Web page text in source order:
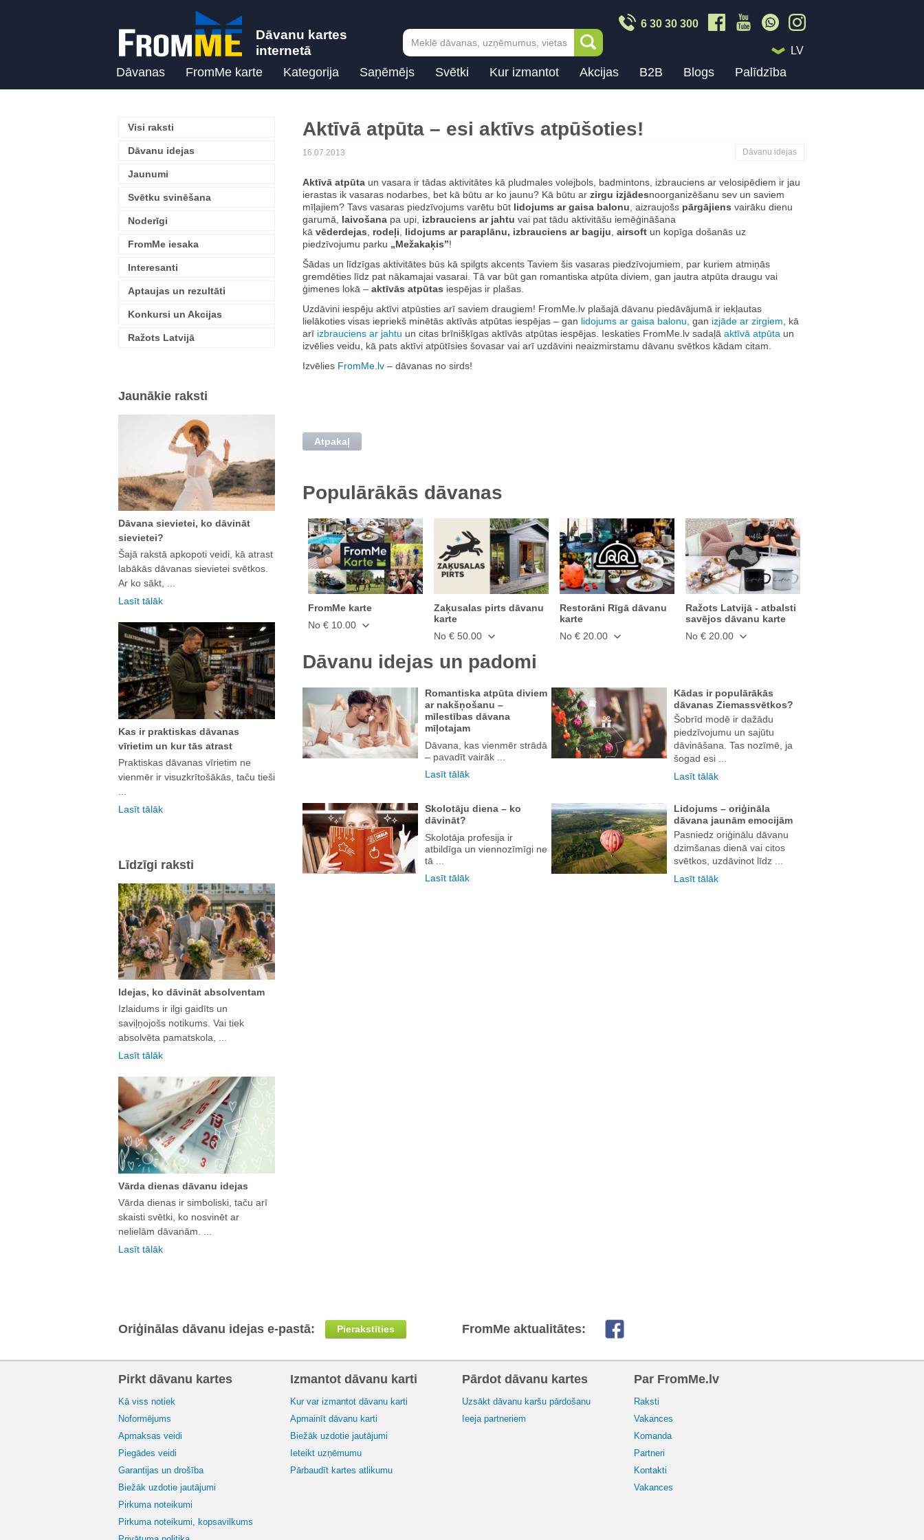
Dāvanu kartes
internetā
6 30 30 300
LV
Dāvanas FromMe karte Kategorija Saņēmējs Svētki Kur izmantot Akcijas B2B Blogs Palīdzība
Visi raksti
Dāvanu idejas
Jaunumi
Svētku svinēšana
Noderīgi
FromMe iesaka
Interesanti
Aptaujas un rezultāti
Konkursi un Akcijas
Ražots Latvijā
Jaunākie raksti
Dāvana sievietei, ko dāvināt
sievietei?
Šajā rakstā apkopoti veidi, kā atrast
labākās dāvanas sievietei svētkos.
Ar ko sākt, ...
Lasīt tālāk
Kas ir praktiskas dāvanas
vīrietim un kur tās atrast
Praktiskas dāvanas vīrietim ne
vienmēr ir visuzkrītošākās, taču tieši
Lasīt tālāk
Līdzīgi raksti
Idejas, ko dāvināt absolventam
Izlaidums ir ilgi gaidīts un
saviļņojošs notikums. Vai tiek
absolvēta pamatskola, ...
Lasīt tālāk
Vārda dienas dāvanu idejas
Vārda dienas ir simboliski, taču arī
skaisti svētki, ko nosvinēt ar
nelielām dāvanām. ...
Lasīt tālāk
Aktīvā atpūta – esi aktīvs atpūšoties!
16.07.2013 Dāvanu idejas
Aktīvā atpūta un vasara ir tādas aktivitātes kā pludmales volejbols, badmintons, izbrauciens ar velosipēdiem ir jau
ierastas ik vasaras nodarbes, bet kā būtu ar ko jaunu? Kā būtu ar zirgu izjādesnoorganizēšanu sev un saviem
mīļajiem? Tavs vasaras piedzīvojums varētu būt lidojums ar gaisa balonu , aizraujošs pārgājiens vairāku dienu
garumā, laivošana pa upi, izbrauciens ar jahtu vai pat tādu aktivitāšu iemēģināšana
kā vēderdejas rodeļi lidojums ar paraplānu, izbrauciens ar bagiju airsoft un kopīga došanās uz
piedzīvojumu parku „Mežakaķis’’!
Šādas un līdzīgas aktivitātes būs kā spilgts akcents Taviem šis vasaras piedzīvojumiem, par kuriem atmiņās
gremdēties līdz pat nākamajai vasarai. Tā var būt gan romantiska atpūta diviem, gan jautra atpūta draugu vai
ģimenes lokā – aktīvās atpūtas iespējas ir plašas.
Uzdāvini iespēju aktīvi atpūsties arī saviem draugiem! FromMe.lv plašajā dāvanu piedāvājumā ir iekļautas
lielākoties visas iepriekš minētās aktīvās atpūtas iespējas – gan lidojums ar gaisa balonu gan izjāde ar zirgiem , kā
arī izbrauciens ar jahtu un citas brīnišķīgas aktīvās atpūtas iespējas. Ieskaties FromMe.lv sadaļā aktīvā atpūta un
izvēlies veidu, kā pats aktīvi atpūtīsies šovasar vai arī uzdāvini neaizmirstamu dāvanu svētkos kādam citam.
Izvēlies FromMe.lv – dāvanas no sirds!
Atpakaļ
Populārākās dāvanas
FromMe karte
No € 10.00
Zaķusalas pirts dāvanu
karte
No € 50.00
Restorāni Rīgā dāvanu
karte
No € 20.00
Ražots Latvijā - atbalsti
savējos dāvanu karte
No € 20.00
Dāvanu idejas un padomi
Romantiska atpūta diviem
ar nakšņošanu –
mīlestības dāvana
mīļotajam
Dāvana, kas vienmēr strādā
– pavadīt vairāk ...
Lasīt tālāk
Kādas ir populārākās
dāvanas Ziemassvētkos?
Šobrīd modē ir dažādu
piedzīvojumu un sajūtu
dāvināšana. Tas nozīmē, ja
šogad esi ...
Lasīt tālāk
Skolotāju diena – ko
dāvināt?
Skolotāja profesija ir
atbildīga un viennozīmīgi ne
tā ...
Lasīt tālāk
Lidojums – oriģināla
dāvana jaunām emocijām
Pasniedz oriģinālu dāvanu
dzimšanas dienā vai citos
svētkos, uzdāvinot līdz ...
Lasīt tālāk
FromMe aktualitātes:
Oriģinālas dāvanu idejas e-pastā: Pierakstīties
Pirkt dāvanu kartes
Kā viss notiek
Noformējums
Apmaksas veidi
Piegādes veidi
Garantijas un drošība
Biežāk uzdotie jautājumi
Pirkuma noteikumi
Pirkuma noteikumi, kopsavilkums
Izmantot dāvanu karti
Kur var izmantot dāvanu karti
Apmainīt dāvanu karti
Biežāk uzdotie jautājumi
Ieteikt uzņēmumu
Pārbaudīt kartes atlikumu
Pārdot dāvanu kartes
Uzsākt dāvanu karšu pārdošanu
Ieeja partneriem
Par FromMe.lv
Raksti
Vakances
Komanda
Partneri
Kontakti
Vakances